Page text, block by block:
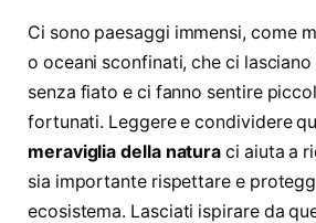
Ci sono paesaggi immensi, come
o oceani sconfinati, che ci
senza fiato e ci fanno sentire
fortunati. Leggere e condividere
meraviglia della natura ci aiuta a
sia importante rispettare e
ecosistema. Lasciati ispirare da